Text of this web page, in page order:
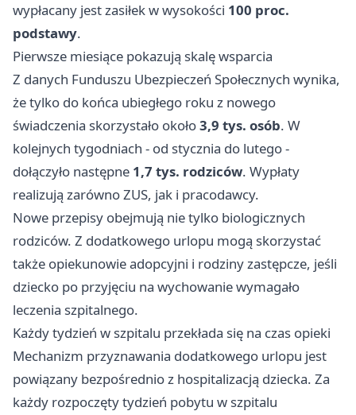
wypłacany jest zasiłek w wysokości 100 proc.
podstawy.
Pierwsze miesiące pokazują skalę wsparcia
Z danych Funduszu Ubezpieczeń Społecznych wynika,
że tylko do końca ubiegłego roku z nowego
świadczenia skorzystało około3,9 tys. osób. W
kolejnych tygodniach - od stycznia do lutego -
dołączyło następne 1,7 tys. rodziców. Wypłaty
realizują zarówno ZUS, jak i pracodawcy.
Nowe przepisy obejmują nie tylko biologicznych
rodziców. Z dodatkowego urlopu mogą skorzystać
także opiekunowie adopcyjni i rodziny zastępcze, jeśli
dziecko po przyjęciu na wychowanie wymagało
leczenia szpitalnego.
Każdy tydzień w szpitalu przekłada się na czas opieki
Mechanizm przyznawania dodatkowego urlopu jest
powiązany bezpośrednio z hospitalizacją dziecka. Za
każdy rozpoczęty tydzień pobytu w szpitalu